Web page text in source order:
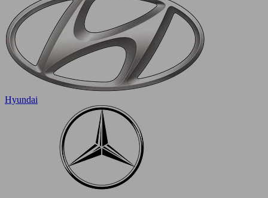
Hyundai